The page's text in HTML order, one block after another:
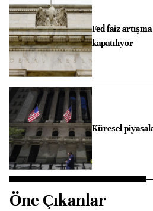
Fed faiz
kapatılıyor
Küresel
Öne Çıkanlar